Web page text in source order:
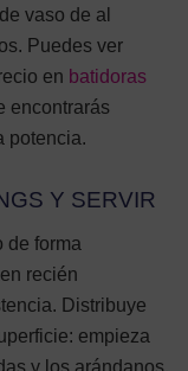
vaso de al
Puedes ver
en batidoras
encontrarás
potencia.
Y SERVIR
de forma
recién
Distribuye
empieza
y los arándanos,